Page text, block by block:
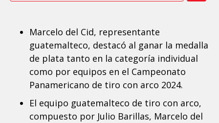
Marcelo del Cid, representante
guatemalteco, destacó al ganar la medalla
de plata tanto en la categoría individual
como por equipos en el Campeonato
Panamericano de tiro con arco 2024.
El equipo guatemalteco de tiro con arco,
compuesto por Julio Barillas, Marcelo del